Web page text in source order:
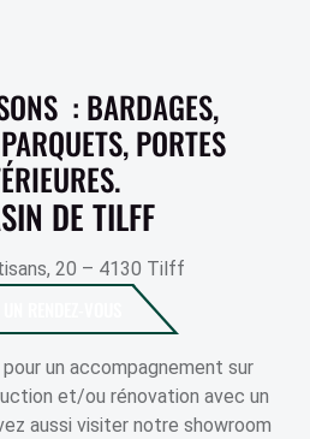
: BARDAGES,
PORTES
DE TILFF
20 – 4130 Tilff
un accompagnement sur
et/ou rénovation avec un
aussi visiter notre showroom